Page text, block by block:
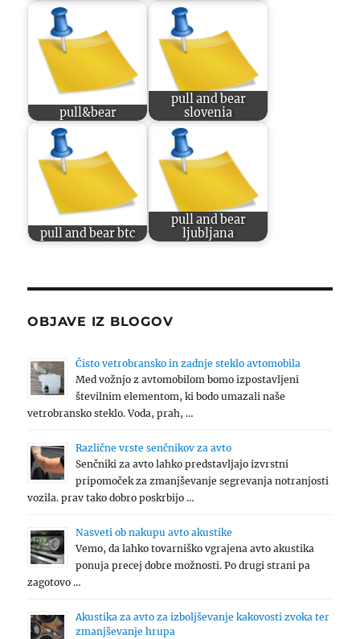
pull&bear
pull and bear
slovenia
pull and bear btc
pull and bear
ljubljana
OBJAVE IZ BLOGOV
Čisto vetrobransko in zadnje steklo avtomobila
Med vožnjo z avtomobilom bomo izpostavljeni
številnim elementom, ki bodo umazali naše
vetrobransko steklo. Voda, prah, …
Različne vrste senčnikov za avto
Senčniki za avto lahko predstavljajo izvrstni
pripomoček za zmanjševanje segrevanja notranjosti
vozila. prav tako dobro poskrbijo …
Nasveti ob nakupu avto akustike
Vemo, da lahko tovarniško vgrajena avto akustika
ponuja precej dobre možnosti. Po drugi strani pa
zagotovo …
Akustika za avto za izboljševanje kakovosti zvoka ter
zmanjševanje hrupa